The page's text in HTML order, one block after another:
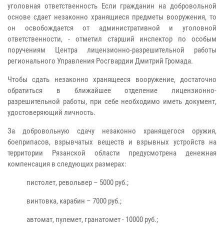
уголовная ответственность Если гражданин на добровольной
основе сдает незаконно хранящиеся предметы вооружения, то
он освобождается от административной и уголовной
ответственности, - отметил старший инспектор по особым
поручениям Центра лицензионно-разрешительной работы
регионального Управления Росгвардии Дмитрий Громада.
Чтобы сдать незаконно хранящееся вооружение, достаточно
обратиться в ближайшее отделение лицензионно-
разрешительной работы, при себе необходимо иметь документ,
удостоверяющий личность.
За добровольную сдачу незаконно хранящегося оружия,
боеприпасов, взрывчатых веществ и взрывных устройств на
территории Рязанской области предусмотрена денежная
компенсация в следующих размерах:
пистолет, револьвер – 5000 руб.;
винтовка, карабин – 7000 руб.;
автомат, пулемет, гранатомет - 10000 руб.;